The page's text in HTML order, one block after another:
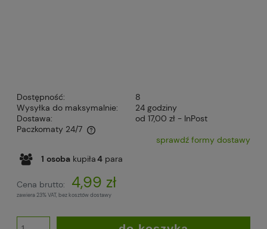
Dostępność:
8
Wysyłka do maksymalnie:
24 godziny
Dostawa:
od 17,00 zł - InPost
Paczkomaty 24/7
Cena nie zawiera ewentualnych kosztów płatnościsprawdź formy dostawy
1 osoba kupiła4 para
Cena brutto: 4,99 zł
zawiera 23% VAT, bez kosztów dostawy